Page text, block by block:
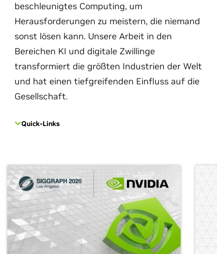
beschleunigtes Computing, um
Herausforderungen zu meistern, die niemand
sonst lösen kann. Unsere Arbeit in den
Bereichen KI und digitale Zwillinge
transformiert die größten Industrien der Welt
und hat einen tiefgreifenden Einfluss auf die
Gesellschaft.
Quick-Links